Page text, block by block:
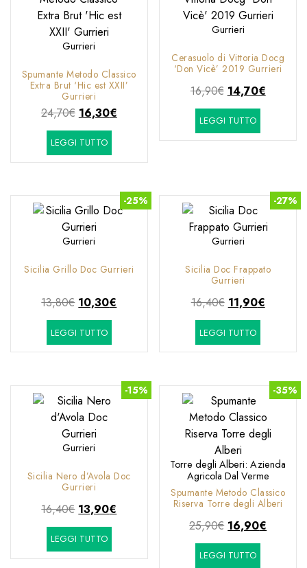
Gurrieri
Spumante Metodo Classico
Extra Brut ‘Hic est XXII’
Gurrieri
24,70€ Il
prezzo
originale
era:
16,30€Il
è:
LEGGI TUTTO
Gurrieri
Cerasuolo di Vittoria Docg
‘Don Vicè’ 2019 Gurrieri
16,90€ Il
prezzo
originale
era:
14,70€Il
è:
LEGGI TUTTO
-25%
Gurrieri
Sicilia Grillo Doc Gurrieri
13,80€ Il
prezzo
originale
era:
10,30€
è:
LEGGI TUTTO
-27%
Gurrieri
Sicilia Doc Frappato
Gurrieri
16,40€ Il
prezzo
originale
era:
11,90€Il
è:
LEGGI TUTTO
-15%
Gurrieri
Sicilia Nero d’Avola Doc
Gurrieri
16,40€ Il
prezzo
originale
era:
13,90€
è:
LEGGI TUTTO
-35%
Torre degli Alberi: Azienda
Agricola Dal Verme
Spumante Metodo Classico
Riserva Torre degli Alberi
25,90€ Il
prezzo
originale
16,90€
LEGGI TUTTO